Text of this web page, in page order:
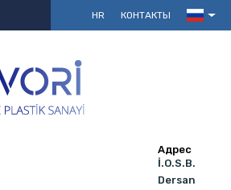
HR КОНТАКТЫ
Адрес
İ.O.S.B.
Dersan